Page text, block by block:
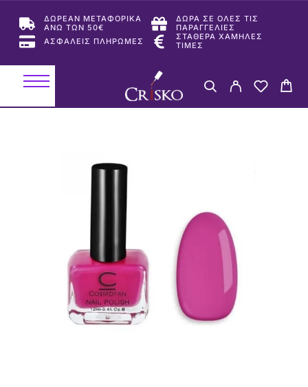
ΔΩΡΕΑΝ ΜΕΤΑΦΟΡΙΚΑ
ΑΝΩ ΤΩΝ 50€
ΔΩΡΑ ΣΕ ΟΛΕΣ ΤΙΣ
ΠΑΡΑΓΓΕΛΙΕΣ
ΑΣΦΑΛΕΙΣ ΠΛΗΡΩΜΕΣ
ΣΤΑΘΕΡΑ ΧΑΜΗΛΕΣ
ΤΙΜΕΣ